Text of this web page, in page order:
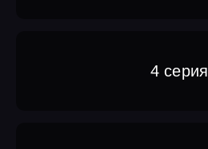
4 серия